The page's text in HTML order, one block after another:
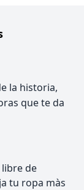
la historia,
que te da
de
tu ropa màs